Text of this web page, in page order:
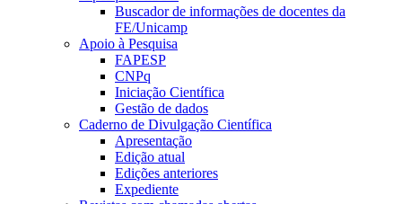
Buscador de informações de docentes da
FE/Unicamp
Apoio à Pesquisa
FAPESP
CNPq
Iniciação Científica
Gestão de dados
Caderno de Divulgação Científica
Apresentação
Edição atual
Edições anteriores
Expediente